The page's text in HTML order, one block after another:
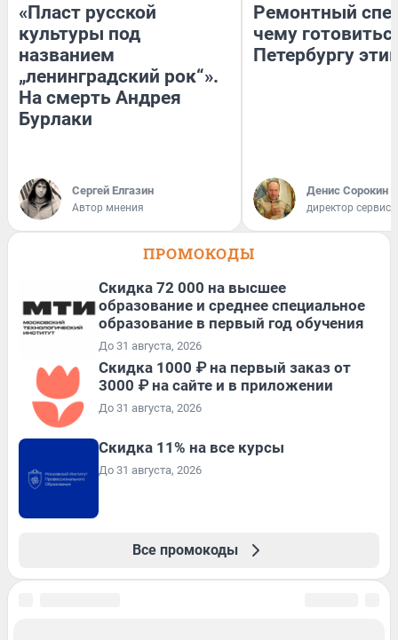
«Пласт русской
культуры под
названием
„ленинградский рок“».
На смерть Андрея
Бурлаки
Сергей Елгазин
Автор мнения
Ремонтный
чему
Петербургу
Денис Сорокин
директор
ПРОМОКОДЫ
Скидка 72 000 на высшее
образование и среднее специальное
образование в первый год обучения
До 31 августа, 2026
Скидка 1000 ₽ на первый заказ от
3000 ₽ на сайте и в приложении
До 31 августа, 2026
Скидка 11% на все курсы
До 31 августа, 2026
Все промокоды